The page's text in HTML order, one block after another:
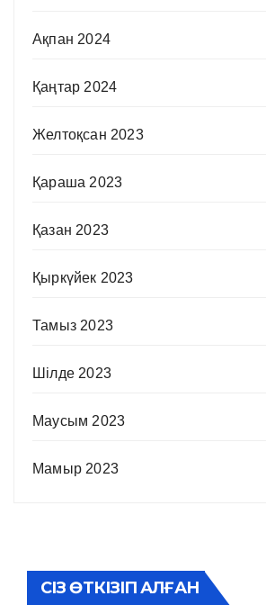
Ақпан 2024
Қаңтар 2024
Желтоқсан 2023
Қараша 2023
Қазан 2023
Қыркүйек 2023
Тамыз 2023
Шілде 2023
Маусым 2023
Мамыр 2023
СІЗ ӨТКІЗІП АЛҒАН